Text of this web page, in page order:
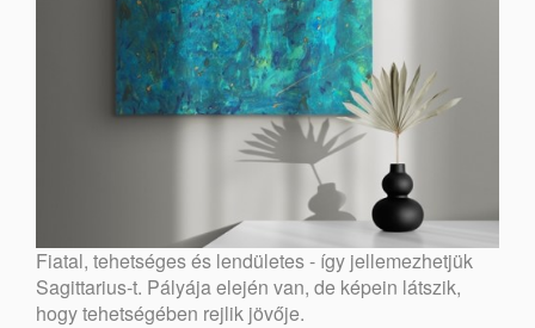
Fiatal, tehetséges és lendületes - így jellemezhetjük
Sagittarius-t. Pályája elején van, de képein látszik,
hogy tehetségében rejlik jövője.